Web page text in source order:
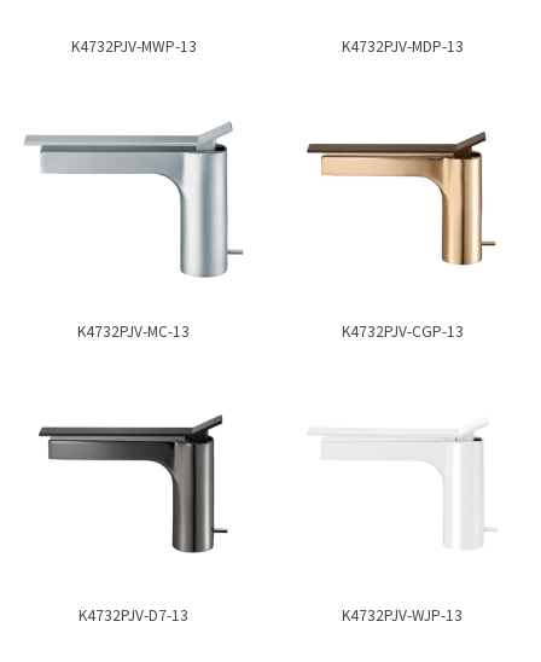
K4732PJV-MWP-13 K4732PJV-MDP-13
K4732PJV-MC-13 K4732PJV-CGP-13
K4732PJV-D7-13 K4732PJV-WJP-13